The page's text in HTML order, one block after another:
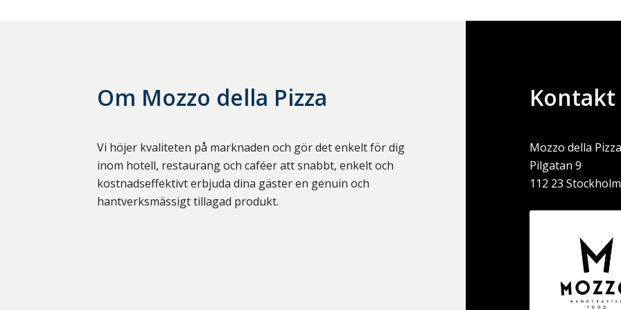
Om Mozzo della Pizza
Vi höjer kvaliteten på marknaden och gör det enkelt för dig
inom hotell, restaurang och caféer att snabbt, enkelt och
kostnadseffektivt erbjuda dina gäster en genuin och
hantverksmässigt tillagad produkt.
Kontakt
Mozzo della
Pilgatan 9
112 23 Stockholm